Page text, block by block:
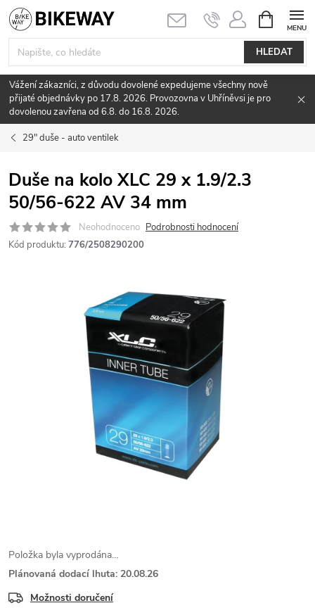
Přejít
na
obsah
HLEDAT
NÁKUPNÍ
KOŠÍK
Vážení zákazníci, z důvodu dovolené expedujeme všechny nově
přijaté objednávky po 17.8. 2026. Provozovna v Uhříněvsi je pro
dovolenou zavřena od 6.8. do 16.8. 2026.
29" duše - auto ventilek
Duše na kolo XLC 29 x 1.9/2.3
50/56-622 AV 34 mm
Neohodnoceno Podrobnosti hodnocení
Kód produktu: 776/2508290200
Položka byla vyprodána…
Plánovaná dodací lhuta: 20.08.26
Možnosti doručení